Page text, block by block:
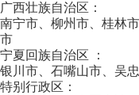
广西壮族自治区：
南宁市、柳州市、桂林
市
宁夏回族自治区 ：
银川市、石嘴山市、吴
特别行政区：